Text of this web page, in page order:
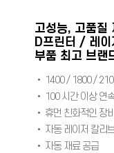
고성능, 고품질
D프린터 / 레
부품 최고 브랜
• 1400 / 1800 /
• 100 시간 이상 연
• 휴먼 친화적인 장
• 자동 레이저 칼리
• 자동 재료 공급